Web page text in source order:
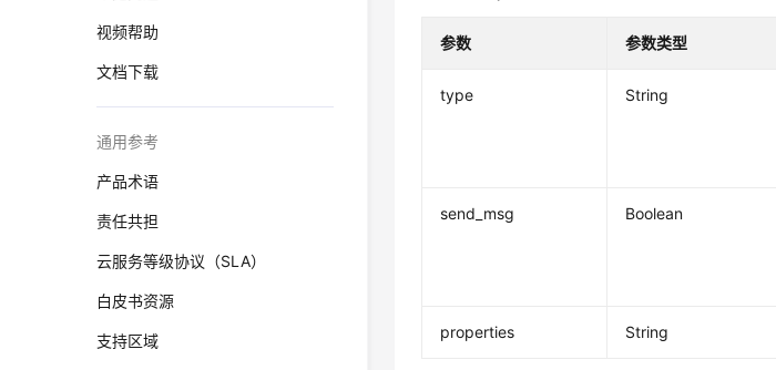
视频帮助
文档下载
通用参考
产品术语
责任共担
云服务等级协议（SLA）
白皮书资源
支持区域
参数 参数类型
type String
send_msg Boolean
properties String